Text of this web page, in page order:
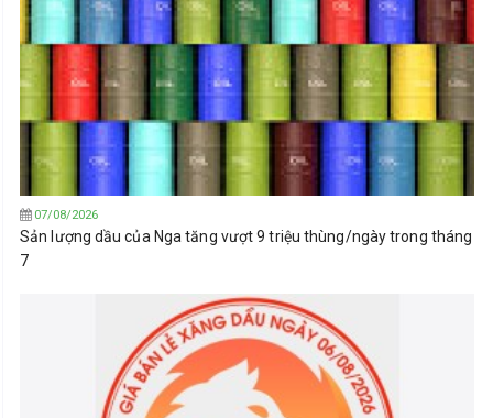
07/08/2026
Sản lượng dầu của Nga tăng vượt 9 triệu thùng/ngày trong tháng
7